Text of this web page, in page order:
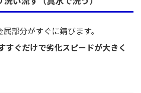
部分がすぐに錆びます。
すぐだけで劣化スピードが大きく